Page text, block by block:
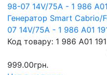
Генератор Smart
07 14V/75A - 1 986 A01
Код товару: 1 986 A01
999.00грн.